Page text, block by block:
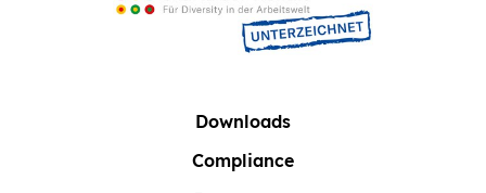
Downloads
Compliance